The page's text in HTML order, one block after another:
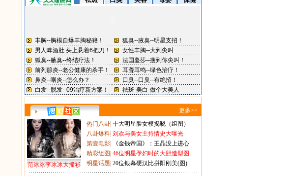
更多>>
范冰冰李冰冰大撞衫
热门八卦 十大明星脸女模揭晓（组图）
八卦爆料 刘欢与美女主持情史大曝光
第壹电影
《金钱帝国》：王晶没上进心
精彩组图 46位明星孕妇时的大胆造型图
明星话题 20位银幕硬汉比拼阳刚美(图)